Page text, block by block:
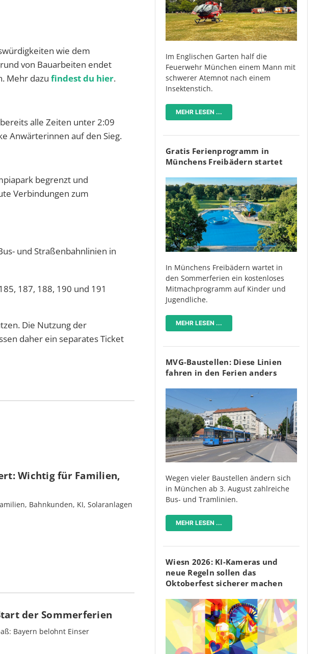
wie dem
von Bauarbeiten endet
Mehr dazu findest du hier.
alle Zeiten unter 2:09
Anwärterinnen auf den Sieg.
begrenzt und
Verbindungen zum
und Straßenbahnlinien in
187, 188, 190 und 191
Die Nutzung der
daher ein separates Ticket
Wichtig für Familien,
Bahnkunden, KI, Solaranlagen
der Sommerferien
Bayern belohnt Einser
Im Englischen Garten half die
Feuerwehr München einem Mann mit
schwerer Atemnot nach einem
Insektenstich.
MEHR LESEN ...
Gratis Ferienprogramm in
Münchens Freibädern startet
In Münchens Freibädern wartet in
den Sommerferien ein kostenloses
Mitmachprogramm auf Kinder und
Jugendliche.
MEHR LESEN ...
MVG-Baustellen: Diese Linien
fahren in den Ferien anders
Wegen vieler Baustellen ändern sich
in München ab 3. August zahlreiche
Bus- und Tramlinien.
MEHR LESEN ...
Wiesn 2026: KI-Kameras und
neue Regeln sollen das
Oktoberfest sicherer machen